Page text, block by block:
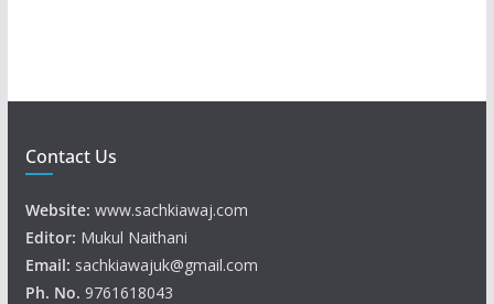
Contact Us
Website: www.sachkiawaj.com
Editor: Mukul Naithani
Email: sachkiawajuk@gmail.com
Ph. No. 9761618043